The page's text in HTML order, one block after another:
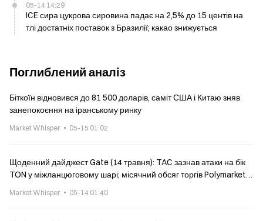
05-14 14:29
ICE сира цукрова сировина падає на 2,5% до 15 центів на
тлі достатніх поставок з Бразилії; какао знижується
Поглиблений аналіз
Біткоїн відновився до 81 500 доларів, саміт США і Китаю зняв
занепокоєння на іранському ринку
Market Whisper 05-15 01:02
Щоденний дайджест Gate (14 травня): TAC зазнав атаки на бік
TON у міжланцюговому шарі; місячний обсяг торгів Polymarket
Market Whisper 05-14 01:40